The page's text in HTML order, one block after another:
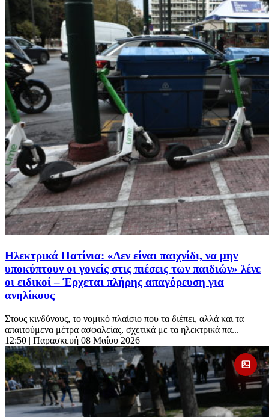
Ηλεκτρικά Πατίνια: «Δεν είναι παιχνίδι, να μην
υποκύπτουν οι γονείς στις πιέσεις των παιδιών» λένε
οι ειδικοί – Έρχεται πλήρης απαγόρευση για
ανηλίκους
Στους κινδύνους, το νομικό πλαίσιο που τα διέπει, αλλά και τα
απαιτούμενα μέτρα ασφαλείας, σχετικά με τα ηλεκτρικά πα...
12:50 | Παρασκευή 08 Μαΐου 2026